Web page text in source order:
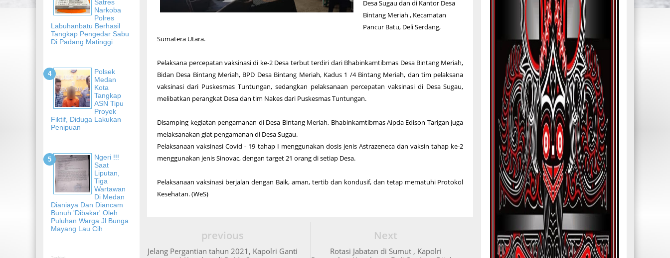
Satres
Narkoba
Polres
Labuhanbatu Berhasil
Tangkap Pengedar Sabu
Di Padang Matinggi
Polsek
Medan
Kota
Tangkap
ASN Tipu
Proyek
Fiktif, Diduga Lakukan
Penipuan
Ngeri !!!
Saat
Liputan,
Tiga
Wartawan
Di Medan
Dianiaya Dan Diancam
Bunuh 'Dibakar' Oleh
Puluhan Warga Jl Bunga
Mayang Lau Cih
Desa Sugau dan di Kantor Desa
Bintang Meriah , Kecamatan
Pancur Batu, Deli Serdang,
Sumatera Utara.
Pelaksana percepatan vaksinasi di ke-2 Desa terbut terdiri dari Bhabinkamtibmas Desa Bintang Meriah,
Bidan Desa Bintang Meriah, BPD Desa Bintang Meriah, Kadus 1 /4 Bintang Meriah, dan tim pelaksana
vaksinasi dari Puskesmas Tuntungan, sedangkan pelaksanaan percepatan vaksinasi di Desa Sugau,
melibatkan perangkat Desa dan tim Nakes dari Puskesmas Tuntungan.
Disamping kegiatan pengamanan di Desa Bintang Meriah, Bhabinkamtibmas Aipda Edison Tarigan juga
melaksanakan giat pengamanan di Desa Sugau.
Pelaksanaan vaksinasi Covid - 19 tahap I menggunakan dosis jenis Astrazeneca dan vaksin tahap ke-2
menggunakan jenis Sinovac, dengan target 21 orang di setiap Desa.
Pelaksanaan vaksinasi berjalan dengan Baik, aman, tertib dan kondusif, dan tetap mematuhi Protokol
Kesehatan. (WeS)
Next
Rotasi Jabatan di Sumut , Kapolri
previous
Jelang Pergantian tahun 2021, Kapolri Ganti